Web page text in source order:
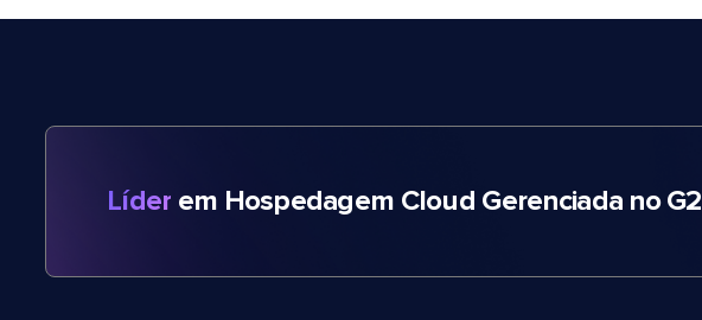
Líder em Hospedagem Cloud Gerenciada no G2